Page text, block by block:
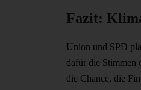
Fazit:
Union und SPD
dafür die Stimmen
die Chance, die